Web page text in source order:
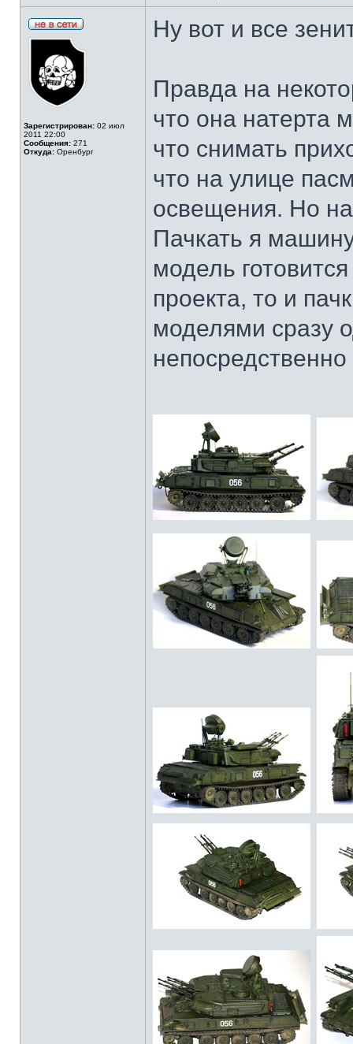
Зарегистрирован: 02 июл
2011 22:00
Сообщения: 271
Откуда: Оренбург
Ну вот и все
Правда на
что она натерта
что снимать
что на улице
освещения. Но на
Пачкать я
модель
проекта, то и
моделями сразу